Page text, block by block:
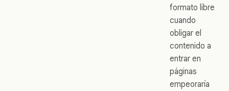
formato libre
cuando
obligar el
contenido a
entrar en
páginas
empeoraría